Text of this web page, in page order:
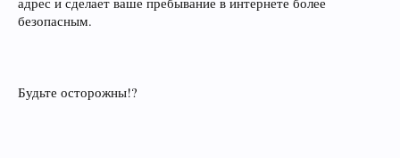
безопасным.
Будьте осторожны!?